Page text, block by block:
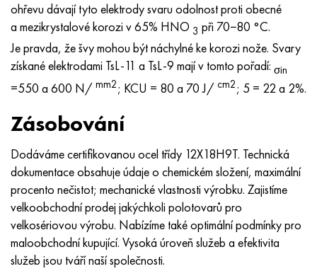
ohřevu dávají tyto elektrody svaru odolnost proti obecné
a mezikrystalové korozi v 65% HNO 3 při 70−80 °C.
Je pravda, že švy mohou být náchylné ke korozi nože. Svary
získané elektrodami TsL-11 a TsL-9 mají v tomto pořadí: σin
=550 a 600 N/ mm2; KCU = 80 a 70 J/ cm2; 5 = 22 a 2%.
Zásobování
Dodáváme certifikovanou ocel třídy 12X18H9T. Technická
dokumentace obsahuje údaje o chemickém složení, maximální
procento nečistot; mechanické vlastnosti výrobku. Zajistíme
velkoobchodní prodej jakýchkoli polotovarů pro
velkosériovou výrobu. Nabízíme také optimální podmínky pro
maloobchodní kupující. Vysoká úroveň služeb a efektivita
služeb jsou tváří naší společnosti.